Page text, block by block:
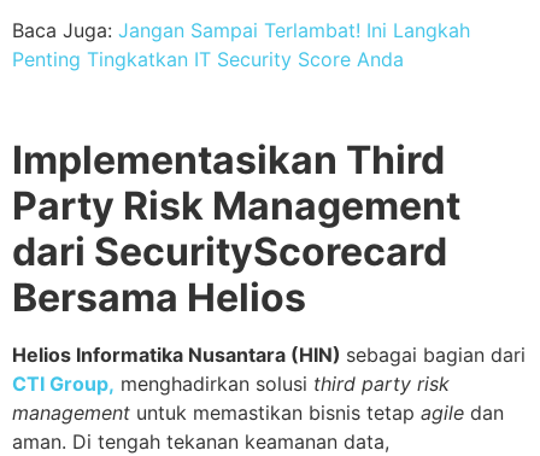
Baca Juga: Jangan Sampai Terlambat! Ini Langkah
Penting Tingkatkan IT Security Score Anda
Implementasikan Third
Party Risk Management
dari SecurityScorecard
Bersama Helios
Helios Informatika Nusantara (HIN) sebagai bagian dari
CTI Group, menghadirkan solusi third party risk
management untuk memastikan bisnis tetap agile dan
aman. Di tengah tekanan keamanan data,